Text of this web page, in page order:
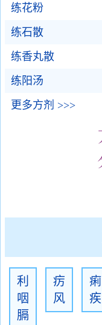
练花粉
练石散
练香丸散
练阳汤
更多方剂 >>>
利
咽
膈
疠
风
痢
疾